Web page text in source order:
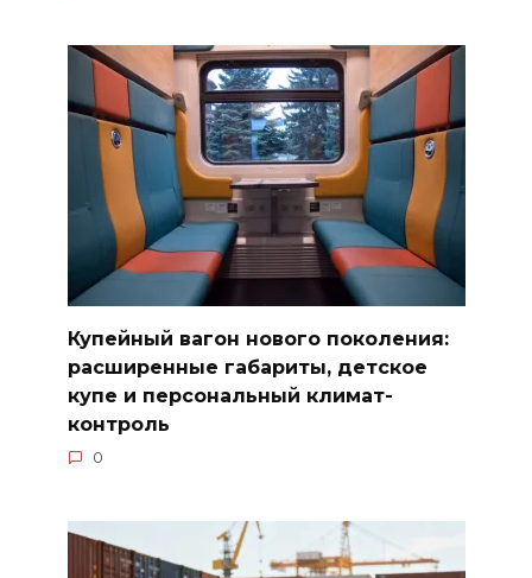
Купейный вагон нового поколения:
расширенные габариты, детское
купе и персональный климат-
контроль
0